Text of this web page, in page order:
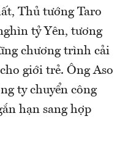
Thủ tướng Taro
tỷ Yên, tương
chương trình cải
giới trẻ. Ông Aso
ty chuyển công
hạn sang hợp